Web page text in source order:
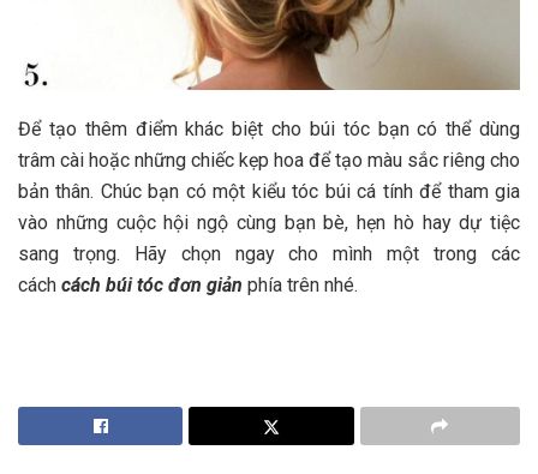
Để tạo thêm điểm khác biệt cho búi tóc bạn có thể dùng
trâm cài hoặc những chiếc kẹp hoa để tạo màu sắc riêng cho
bản thân. Chúc bạn có một kiểu tóc búi cá tính để tham gia
vào những cuộc hội ngộ cùng bạn bè, hẹn hò hay dự tiệc
sang trọng. Hãy chọn ngay cho mình một trong các
cách cách búi tóc đơn giản phía trên nhé.